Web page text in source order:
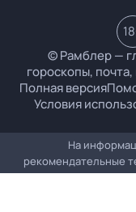
© Рамблер —
гороскопы,
Полная версия
Условия
18
На
рекомендательные